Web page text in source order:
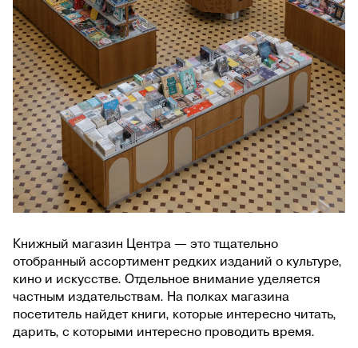
Книжный магазин Центра — это тщательно
отобранный ассортимент редких изданий о культуре,
кино и искусстве. Отдельное внимание уделяется
частным издательствам. На полках магазина
посетитель найдет книги, которые интересно читать,
дарить, с которыми интересно проводить время.